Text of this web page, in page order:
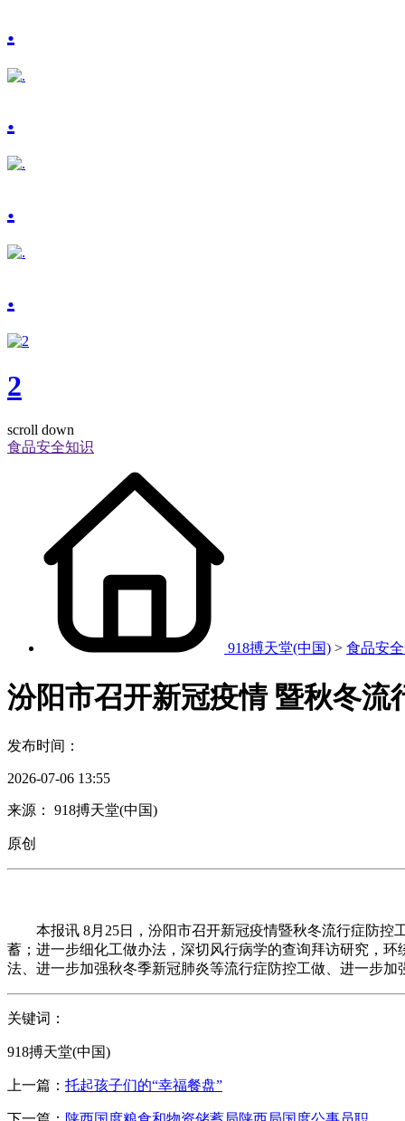
.
.
.
.
2
scroll down
食品安全知识
918搏天堂(中国) > 食品安
汾阳市召开新冠疫情 暨秋冬流
发布时间：
2026-07-06 13:55
来源： 918搏天堂(中国)
原创
本报讯 8月25日，汾阳市召开新冠疫情暨秋冬流行症防控
蓄；进一步细化工做办法，深切风行病学的查询拜访研究，
法、进一步加强秋冬季新冠肺炎等流行症防控工做、进一步
关键词：
918搏天堂(中国)
上一篇： 托起孩子们的“幸福餐盘”